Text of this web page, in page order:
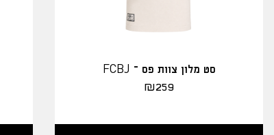
סט מלון צוות פס – FCBJ
₪259